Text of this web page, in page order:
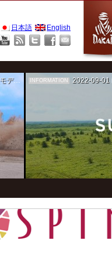
日本語 English
担当 INFORMATION 2022-09-01